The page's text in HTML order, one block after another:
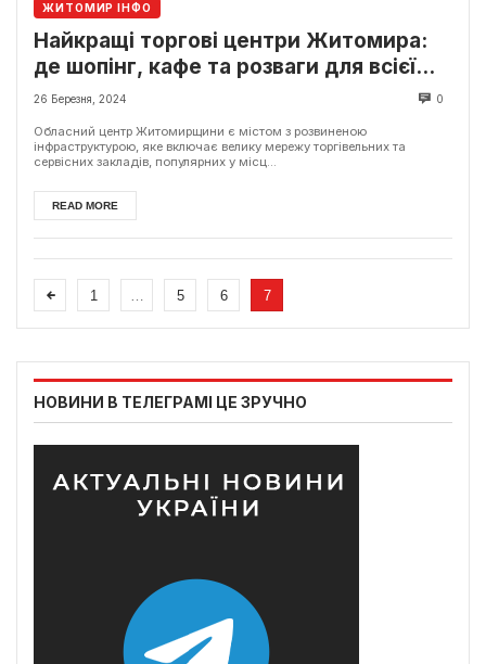
ЖИТОМИР ІНФО
Найкращі торгові центри Житомира:
де шопінг, кафе та розваги для всієї
родини
26 Березня, 2024 0
Обласний центр Житомирщини є містом з розвиненою
інфраструктурою, яке включає велику мережу торгівельних та
сервісних закладів, популярних у місц...
READ MORE
1 … 5 6 7
НОВИНИ В ТЕЛЕГРАМІ ЦЕ ЗРУЧНО